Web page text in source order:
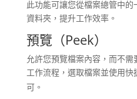
此功能可讓您從檔案總管中
資料夾，提升工作效率。
預覽（Peek）
允許您預覽檔案內容，而不
工作流程，選取檔案並使用快
可。